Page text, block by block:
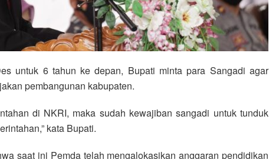
untuk 6 tahun ke depan, Bupati minta para Sangadi agar
pembangunan kabupaten.
di NKRI, maka sudah kewajiban sangadi untuk tunduk
kata Bupati.
saat ini Pemda telah mengalokasikan anggaran pendidikan